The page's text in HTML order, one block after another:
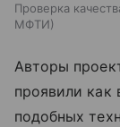
Проверка
МФТИ
Авторы
проявили как
подобных